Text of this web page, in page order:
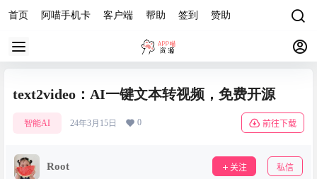
首页 阿喵手机卡 客户端 帮助 签到 赞助
text2video：AI一键文本转视频，免费开源
智能AI 24年3月15日 0 前往下载
Root 关注 私信